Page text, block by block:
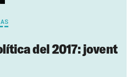
del 2017: jovent